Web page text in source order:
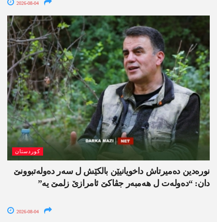
2026-08-04
کوردستان
نورەدین دەمیرتاش داخویانیێن بالکێش ل سەر دەولەتبوونێ
دان: “دەولەت ل ھەمبەر جڤاکێ ئامرازێ زلمێ یە”
2026-08-04